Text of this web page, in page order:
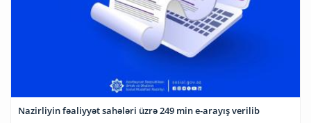
Nazirliyin fəaliyyət sahələri üzrə 249 min e-arayış verilib